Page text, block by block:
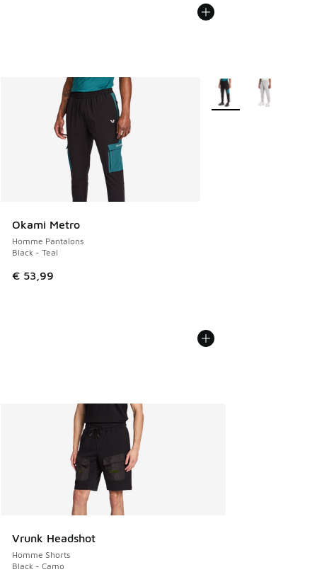
Okami Metro
Homme Pantalons
Black - Teal
€ 53,99
Plus de couleurs
Vrunk Headshot
Homme Shorts
Black - Camo